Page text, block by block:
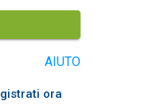
AIUTO
ora